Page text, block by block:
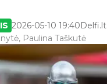
2026-05-10 19:40Delfi.lt
Paulina Taškutė